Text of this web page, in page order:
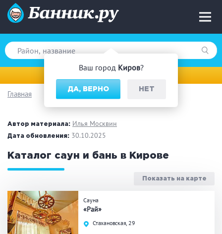
Ваш город Киров?
ДА, ВЕРНО НЕТ
Вид парной
Русская баня
Финская сауна
Поводы
Загородный отдых
Праздник/Корпоратив
Главная
Автор материала: Илья Москвин
Дата обновления: 30.10.2025
Каталог саун и бань в Кирове
Показать на карте
Сауна
«Рай»
Стахановская, 29